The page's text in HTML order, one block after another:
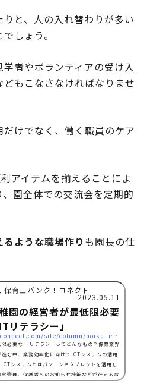
と、人の入れ替わりが多い
しょう。
者やボランティアの受け入
もこなさなければなりませ
けでなく、働く職員のケア
アイテムを揃えることによ
園全体での交流会を定期的
ような職場作り も園長の仕
育士バンク！コネクト
2023.05.11
園の経営者が最低限必要
リテラシー」
https://kidsna-connect.com/site/column/hoiku_ict/1670
必要なITリテラシーってどんなもの？保育業界
進む中、業務効率化に向けてICTシステムの活用
システムとはパソコンやタブレットを活用し
管理、保護者へのお知らせ機能などが行える電